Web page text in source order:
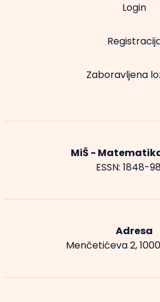
Login
Zaboravljena
MiŠ -
ESSN: 1848-
Adresa
Menčetićeva 2,